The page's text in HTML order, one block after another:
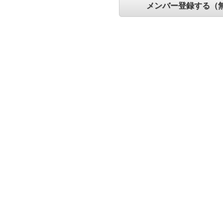
メンバー登録する（